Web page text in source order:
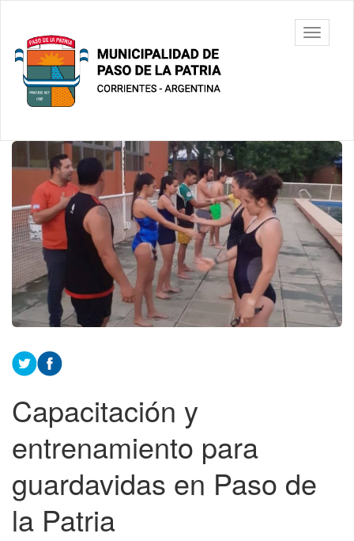
contenido
principal
Municipalidad
de Paso De
La Patria
barra
Contenido
principal
Capacitación y
entrenamiento para
guardavidas en Paso de
la Patria